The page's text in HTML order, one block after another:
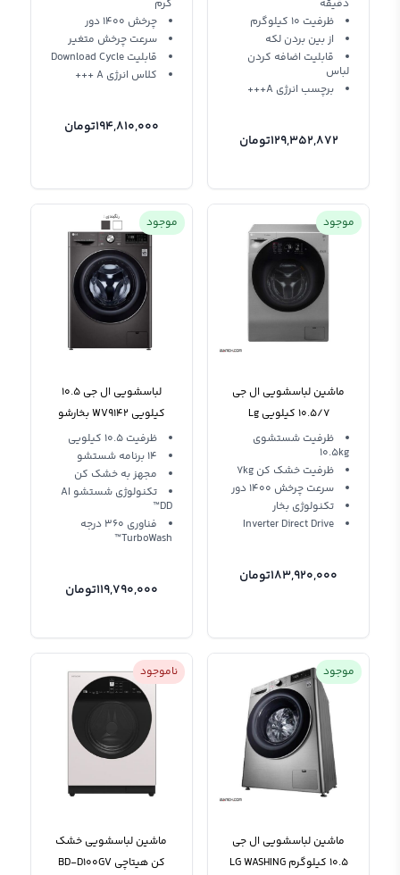
دقیقه
ظرفیت 10 کیلوگرم
از بین بردن لکه
قابلیت اضافه کردن
لباس
برچسب انرژی A+++
129,352,872تومان
گرم
چرخش 1400 دور
سرعت چرخش متغیر
قابلیت Download Cycle
کلاس انرژی A +++
194,810,000تومان
موجود
ماشین لباسشویی ال جی
10.5/7 کیلویی Lg
Washing Machine
ظرفیت شستشوی
10.5kg
ظرفیت خشک کن 7kg
سرعت چرخش 1400 دور
تکنولوژی بخار
Inverter Direct Drive
183,920,000تومان
موجود
لباسشویی ال جی 10.5
کیلویی WV9142 بخارشو
دودی ظرفیت 10.5 کیلویی
14 برنامه شستشو
مجهز به خشک کن
تکنولوژی شستشو AI
DD™
فناوری 360 درجه
TurboWash™
119,790,000تومان
موجود
ماشین لباسشویی ال جی
10.5 کیلوگرم LG WASHING
ناموجود
ماشین لباسشویی خشک
کن هیتاچی BD-D100GV